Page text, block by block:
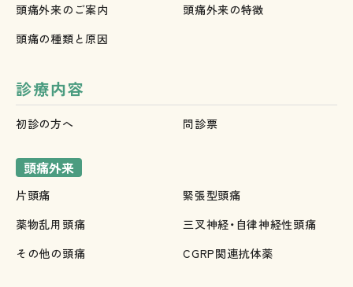
頭痛外来のご案内
頭痛外来の特徴
頭痛の種類と原因
診療内容
初診の方へ 問診票
頭痛外来
片頭痛
緊張型頭痛
薬物乱用頭痛
三叉神経・自律神経性頭痛
その他の頭痛
CGRP関連抗体薬